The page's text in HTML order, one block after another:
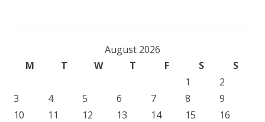
August 2026
M
T W T F S
S
1
2
3
4 5 6 7 8
9
10
11 12 13 14 15
16